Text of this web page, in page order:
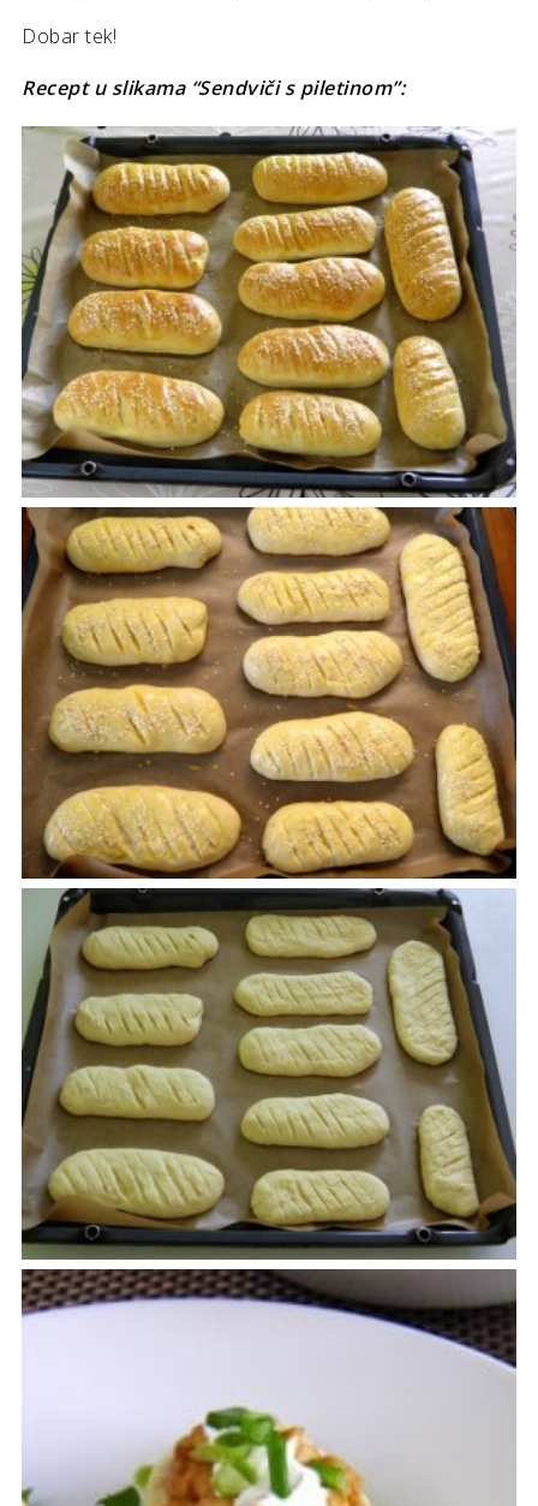
Dobar tek!
Recept u slikama “Sendviči s piletinom”: